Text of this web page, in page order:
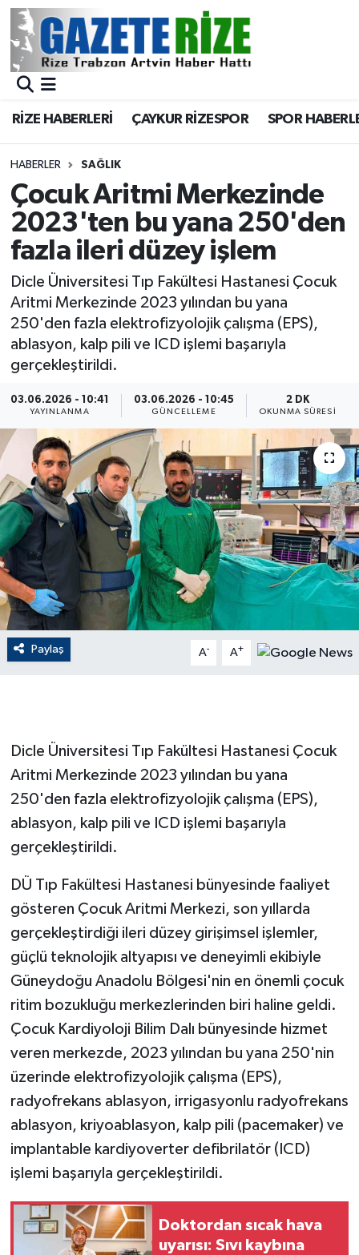
RİZE HABERLERİ ÇAYKUR RİZESPOR SPOR
HABERLER SAĞLIK
Çocuk Aritmi Merkezinde
2023'ten bu yana 250'den
fazla ileri düzey işlem
Dicle Üniversitesi Tıp Fakültesi Hastanesi Çocuk
Aritmi Merkezinde 2023 yılından bu yana
250'den fazla elektrofizyolojik çalışma (EPS),
ablasyon, kalp pili ve ICD işlemi başarıyla
gerçekleştirildi.
03.06.2026 - 10:41
YAYINLANMA
03.06.2026 - 10:45
GÜNCELLEME
2 DK
OKUNMA SÜRESI
Paylaş A- A+
Dicle Üniversitesi Tıp Fakültesi Hastanesi Çocuk
Aritmi Merkezinde 2023 yılından bu yana
250'den fazla elektrofizyolojik çalışma (EPS),
ablasyon, kalp pili ve ICD işlemi başarıyla
gerçekleştirildi.
DÜ Tıp Fakültesi Hastanesi bünyesinde faaliyet
gösteren Çocuk Aritmi Merkezi, son yıllarda
gerçekleştirdiği ileri düzey girişimsel işlemler,
güçlü teknolojik altyapısı ve deneyimli ekibiyle
Güneydoğu Anadolu Bölgesi'nin en önemli çocuk
ritim bozukluğu merkezlerinden biri haline geldi.
Çocuk Kardiyoloji Bilim Dalı bünyesinde hizmet
veren merkezde, 2023 yılından bu yana 250'nin
üzerinde elektrofizyolojik çalışma (EPS),
radyofrekans ablasyon, irrigasyonlu radyofrekans
ablasyon, kriyoablasyon, kalp pili (pacemaker) ve
implantable kardiyoverter defibrilatör (ICD)
işlemi başarıyla gerçekleştirildi.
Doktordan sıcak hava
uyarısı: Sıvı kaybına
BÖLGEMİZ
Asayiş
Rize Jandarma Komutanlığı
Bilim Teknoloji
Advertising news
Canlı Maç
Dış Haberler
Dünya
EĞİTİM
EKONOMİ
English News
Finans
GENEL
GÜNDEM
HABERDE İNSAN
İNSAN
İş Dünyası
Jandarma
KÜLTÜR SANAT
MAGAZİN
POLİTİKA
Sağlık
Merkez Nöbetçi Eczaneler
Merkez Trafik Yoğunluk Haritası
Süper Lig Puan Durumu ve Fikstür
Tüm Manşetler
Haber Arşivi